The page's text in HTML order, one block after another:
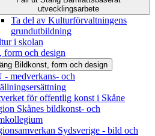
utvecklingsarbete
Ta del av Kulturförvaltningens
grundutbildning
i skolan
form och design
Bildkonst, form och design
- medverkans- och
för offentlig konst i Skåne
Skånes bildkonst- och
Sydsverige - bild och